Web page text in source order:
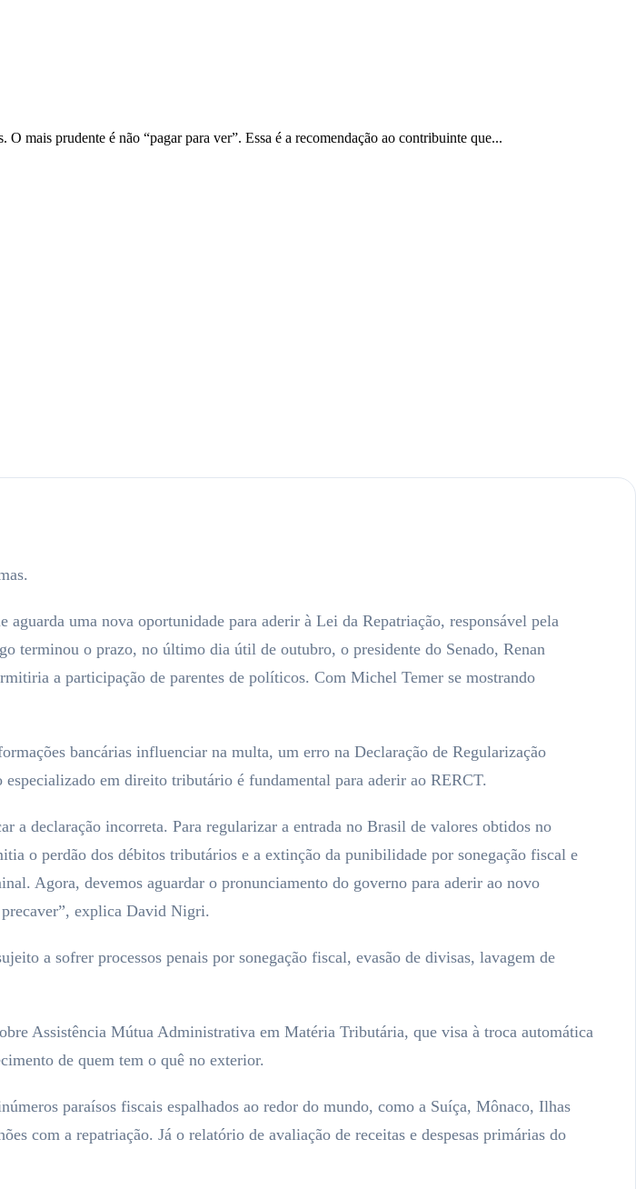
mais prudente é não “pagar para ver”. Essa é a recomendação ao contribuinte que...
uma nova oportunidade para aderir à Lei da Repatriação, responsável pela
terminou o prazo, no último dia útil de outubro, o presidente do Senado, Renan
a participação de parentes de políticos. Com Michel Temer se mostrando
bancárias influenciar na multa, um erro na Declaração de Regularização
em direito tributário é fundamental para aderir ao RERCT.
declaração incorreta. Para regularizar a entrada no Brasil de valores obtidos no
o perdão dos débitos tributários e a extinção da punibilidade por sonegação fiscal e
Agora, devemos aguardar o pronunciamento do governo para aderir ao novo
explica David Nigri.
a sofrer processos penais por sonegação fiscal, evasão de divisas, lavagem de
Assistência Mútua Administrativa em Matéria Tributária, que visa à troca automática
de quem tem o quê no exterior.
paraísos fiscais espalhados ao redor do mundo, como a Suíça, Mônaco, Ilhas
com a repatriação. Já o relatório de avaliação de receitas e despesas primárias do